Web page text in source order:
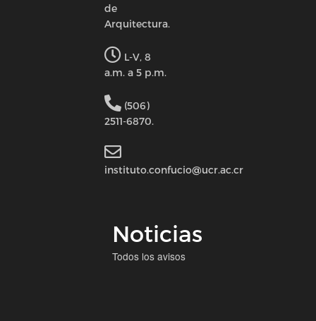
de
Arquitectura.
L-V, 8
a.m. a 5 p.m.
(506)
2511-6870.
instituto.confucio@ucr.ac.cr
Noticias
Todos los avisos